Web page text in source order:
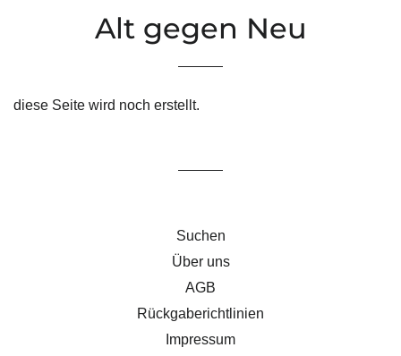
Alt gegen Neu
diese Seite wird noch erstellt.
Suchen
Über uns
AGB
Rückgaberichtlinien
Impressum